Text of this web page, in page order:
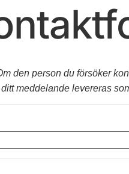
den person du försöker
meddelande levereras